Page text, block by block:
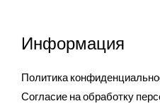
Информация
Политика
Согласие на обработку